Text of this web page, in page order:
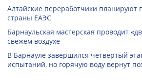
Алтайские переработчики планируют
страны ЕАЭС
Барнаульская мастерская проводит
свежем воздухе
В Барнауле завершился четвертый
испытаний, но горячую воду вернут